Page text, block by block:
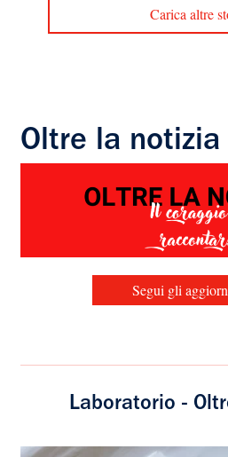
Carica altre
Oltre la
Segui gli
Laboratorio -